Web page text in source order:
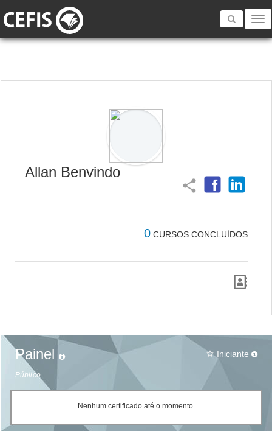
Toggle
Allan Benvindo
share
0 CURSOS CONCLUÍDOS
Painel
Público
star_border Iniciante
Nenhum certificado até o momento.